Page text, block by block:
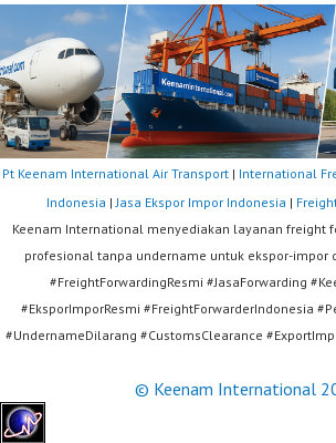
Pt Keenam International Air Transport| International
Indonesia | Jasa Ekspor Impor Indonesia |
Keenam International menyediakan layanan freight
profesional tanpa undername untuk ekspor-impor
#FreightForwardingResmi #JasaForwarding
#EksporImporResmi #FreightForwarderIndonesia
#UndernameDilarang #CustomsClearance
© Keenam International